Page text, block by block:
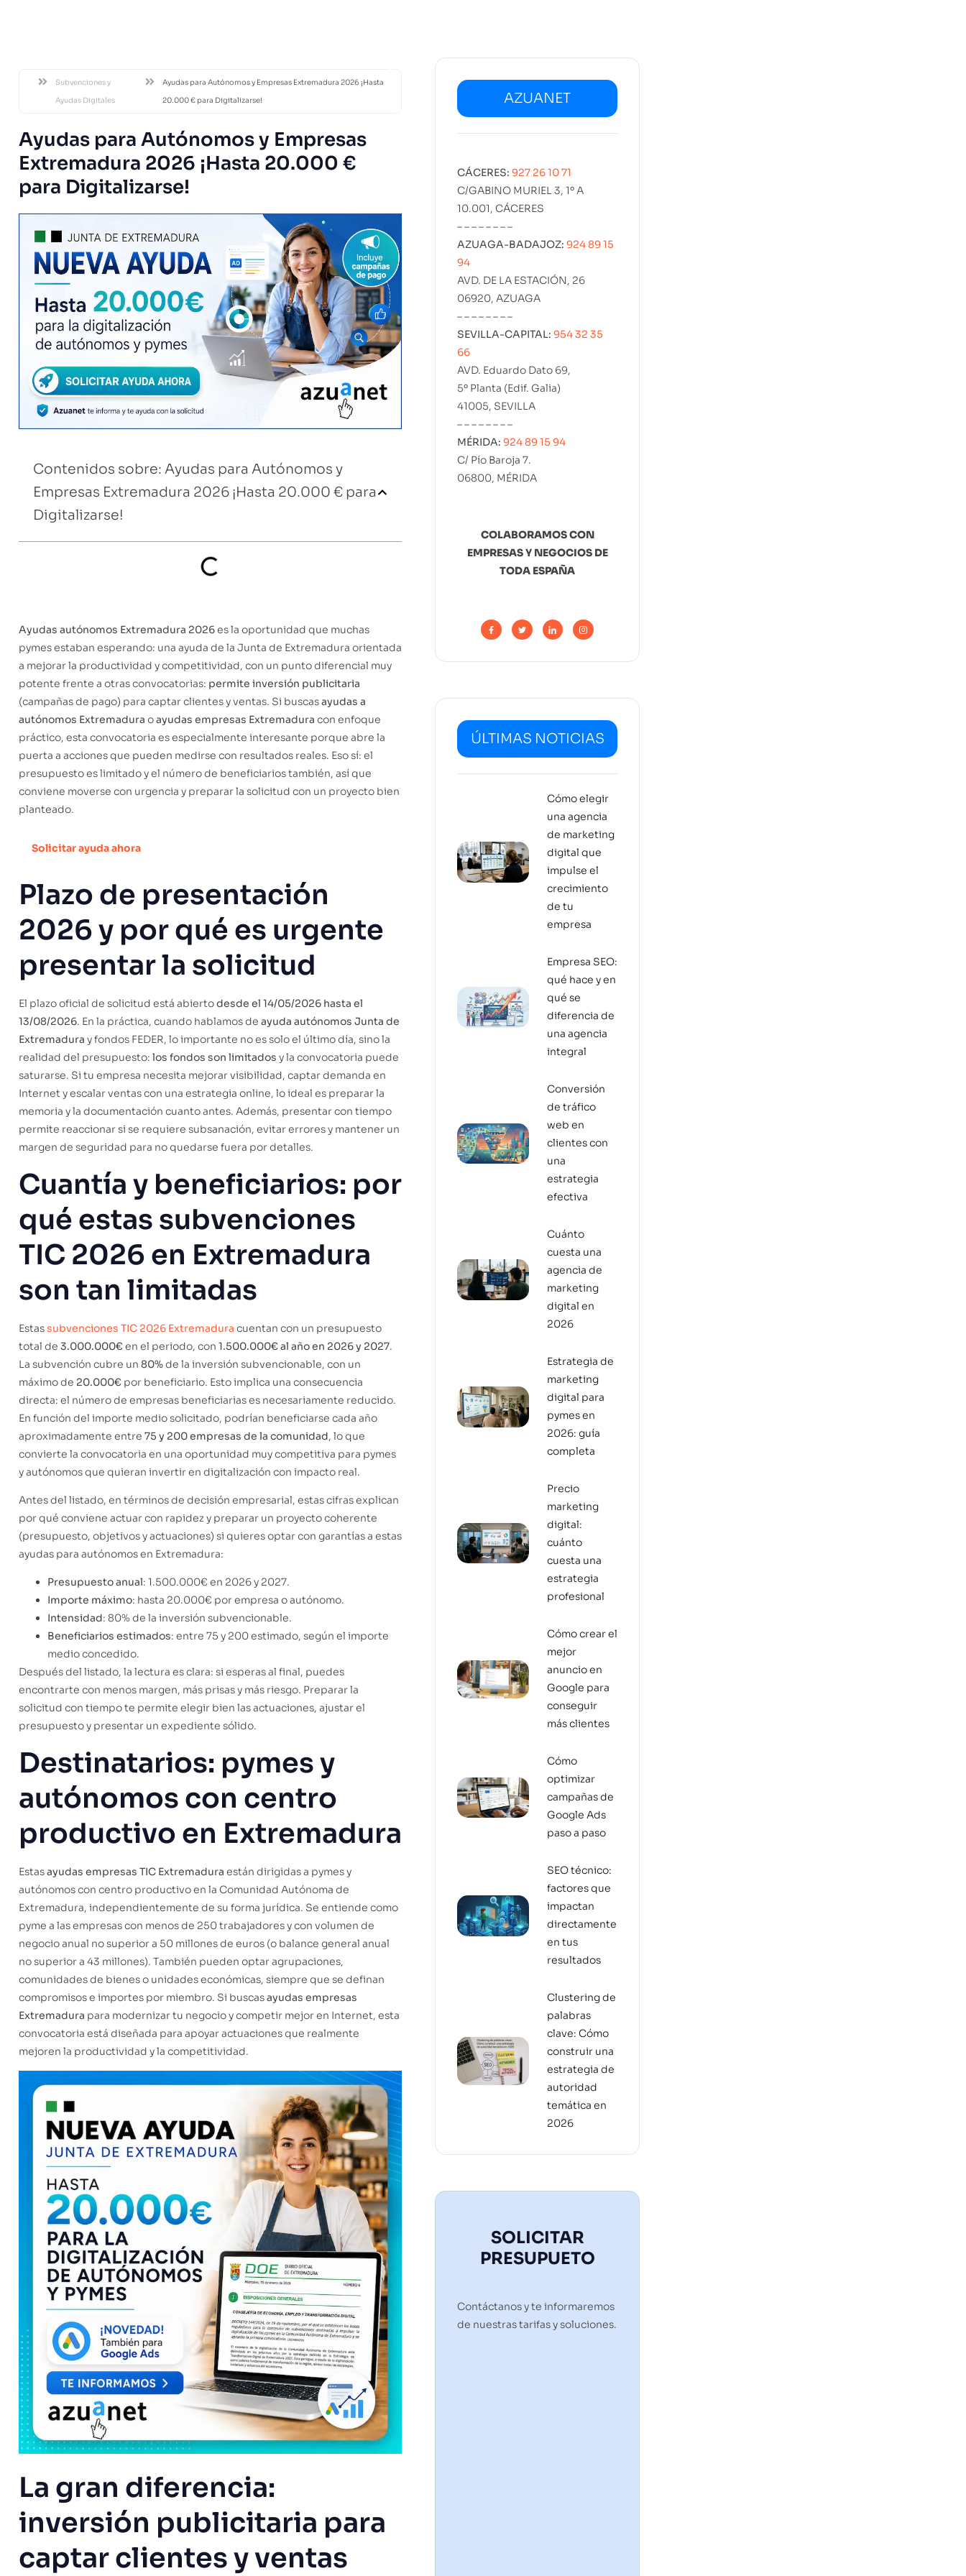
Subvenciones y
Ayudas Digitales
Ayudas para Autónomos y Empresas Extremadura 2026 ¡Hasta
20.000 € para Digitalizarse!
Ayudas para Autónomos y Empresas
Extremadura 2026 ¡Hasta 20.000 €
para Digitalizarse!
Contenidos sobre: Ayudas para Autónomos y
Empresas Extremadura 2026 ¡Hasta 20.000 € para
Digitalizarse!
Ayudas autónomos Extremadura 2026es la oportunidad que muchas
pymes estaban esperando: una ayuda de la Junta de Extremadura orientada
a mejorar la productividad y competitividad, con un punto diferencial muy
potente frente a otras convocatorias: permite inversión publicitaria
(campañas de pago) para captar clientes y ventas. Si buscasayudas a
autónomos Extremadura oayudas empresas Extremadura con enfoque
práctico, esta convocatoria es especialmente interesante porque abre la
puerta a acciones que pueden medirse con resultados reales. Eso sí: el
presupuesto es limitado y el número de beneficiarios también, así que
conviene moverse con urgencia y preparar la solicitud con un proyecto bien
planteado.
Solicitar ayuda ahora
Plazo de presentación
2026 y por qué es urgente
presentar la solicitud
El plazo oficial de solicitud está abiertodesde el 14/05/2026 hasta el
13/08/2026. En la práctica, cuando hablamos de ayuda autónomos Junta de
Extremadura y fondos FEDER, lo importante no es solo el último día, sino la
realidad del presupuesto: los fondos son limitados y la convocatoria puede
saturarse. Si tu empresa necesita mejorar visibilidad, captar demanda en
Internet y escalar ventas con una estrategia online, lo ideal es preparar la
memoria y la documentación cuanto antes. Además, presentar con tiempo
permite reaccionar si se requiere subsanación, evitar errores y mantener un
margen de seguridad para no quedarse fuera por detalles.
Cuantía y beneficiarios: por
qué estas subvenciones
TIC 2026 en Extremadura
son tan limitadas
Estassubvenciones TIC 2026 Extremadura cuentan con un presupuesto
total de 3.000.000€en el periodo, con 1.500.000€ al año en 2026 y 2027.
La subvención cubre un 80%de la inversión subvencionable, con un
máximo de 20.000€ por beneficiario. Esto implica una consecuencia
directa: el número de empresas beneficiarias es necesariamente reducido.
En función del importe medio solicitado, podrían beneficiarse cada año
aproximadamente entre 75 y 200 empresas de la comunidad, lo que
convierte la convocatoria en una oportunidad muy competitiva para pymes
y autónomos que quieran invertir en digitalización con impacto real.
Antes del listado, en términos de decisión empresarial, estas cifras explican
por qué conviene actuar con rapidez y preparar un proyecto coherente
(presupuesto, objetivos y actuaciones) si quieres optar con garantías a estas
ayudas para autónomos en Extremadura:
Presupuesto anual: 1.500.000€ en 2026 y 2027.
Importe máximo: hasta 20.000€ por empresa o autónomo.
Intensidad: 80% de la inversión subvencionable.
Beneficiarios estimados: entre 75 y 200 estimado, según el importe
medio concedido.
Después del listado, la lectura es clara: si esperas al final, puedes
encontrarte con menos margen, más prisas y más riesgo. Preparar la
solicitud con tiempo te permite elegir bien las actuaciones, ajustar el
presupuesto y presentar un expediente sólido.
Destinatarios: pymes y
autónomos con centro
productivo en Extremadura
Estasayudas empresas TIC Extremadura están dirigidas a pymes y
autónomos con centro productivo en la Comunidad Autónoma de
Extremadura, independientemente de su forma jurídica. Se entiende como
pyme a las empresas con menos de 250 trabajadores y con volumen de
negocio anual no superior a 50 millones de euros (o balance general anual
no superior a 43 millones). También pueden optar agrupaciones,
comunidades de bienes o unidades económicas, siempre que se definan
compromisos e importes por miembro. Si buscasayudas empresas
Extremadura para modernizar tu negocio y competir mejor en Internet, esta
convocatoria está diseñada para apoyar actuaciones que realmente
mejoren la productividad y la competitividad.
La gran diferencia:
inversión publicitaria para
captar clientes y ventas
AZUANET
CÁCERES: 927 26 10 71
C/GABINO MURIEL 3, 1º A
10.001, CÁCERES
– – – – – – – –
AZUAGA-BADAJOZ: 924 89 15
94
AVD. DE LA ESTACIÓN, 26
06920, AZUAGA
– – – – – – – –
SEVILLA-CAPITAL: 954 32 35
66
AVD. Eduardo Dato 69,
5º Planta (Edif. Galia)
41005, SEVILLA
– – – – – – – –
MÉRIDA: 924 89 15 94
C/ Pío Baroja 7.
06800, MÉRIDA
COLABORAMOS CON
EMPRESAS Y NEGOCIOS DE
TODA ESPAÑA
ÚLTIMAS NOTICIAS
Cómo elegir
una agencia
de marketing
digital que
impulse el
crecimiento
de tu
empresa
Empresa SEO:
qué hace y en
qué se
diferencia de
una agencia
integral
Conversión
de tráfico
web en
clientes con
una
estrategia
efectiva
Cuánto
cuesta una
agencia de
marketing
digital en
2026
Estrategia de
marketing
digital para
pymes en
2026: guía
completa
Precio
marketing
digital:
cuánto
cuesta una
estrategia
profesional
Cómo crear el
mejor
anuncio en
Google para
conseguir
más clientes
Cómo
optimizar
campañas de
Google Ads
paso a paso
SEO técnico:
factores que
impactan
directamente
en tus
resultados
Clustering de
palabras
clave: Cómo
construir una
estrategia de
autoridad
temática en
2026
SOLICITAR
PRESUPUETO
Contáctanos y te informaremos
de nuestras tarifas y soluciones.